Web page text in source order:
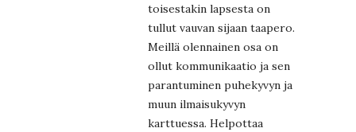
toisestakin lapsesta on
tullut vauvan sijaan taapero.
Meillä olennainen osa on
ollut kommunikaatio ja sen
parantuminen puhekyvyn ja
muun ilmaisukyvyn
karttuessa. Helpottaa